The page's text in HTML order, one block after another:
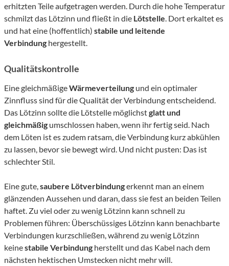
erhitzten Teile aufgetragen werden. Durch die hohe Temperatur
schmilzt das Lötzinn und fließt in die Lötstelle. Dort erkaltet es
und hat eine (hoffentlich) stabile und leitende
Verbindung hergestellt.
Qualitätskontrolle
Eine gleichmäßigeWärmeverteilung und ein optimaler
Zinnfluss sind für die Qualität der Verbindung entscheidend.
Das Lötzinn sollte die Lötstelle möglichstglatt und
gleichmäßig umschlossen haben, wenn ihr fertig seid. Nach
dem Löten ist es zudem ratsam, die Verbindung kurz abkühlen
zu lassen, bevor sie bewegt wird. Und nicht pusten: Das ist
schlechter Stil.
Eine gute,saubere Lötverbindungerkennt man an einem
glänzenden Aussehen und daran, dass sie fest an beiden Teilen
haftet. Zu viel oder zu wenig Lötzinn kann schnell zu
Problemen führen: Überschüssiges Lötzinn kann benachbarte
Verbindungen kurzschließen, während zu wenig Lötzinn
keinestabile Verbindung herstellt und das Kabel nach dem
nächsten hektischen Umstecken nicht mehr will.